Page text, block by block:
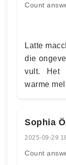
Count
Latte
die
vult. Het
warme
Sophia
2025-09-29
Count